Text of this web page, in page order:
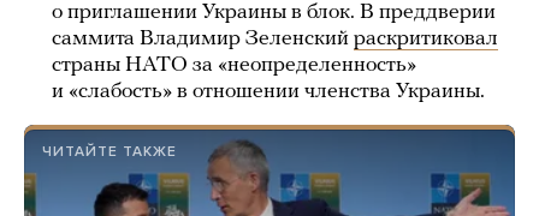
о приглашении Украины в блок. В преддверии
саммита Владимир Зеленский раскритиковал
страны НАТО за «неопределенность»
и «слабость» в отношении членства Украины.
ЧИТАЙТЕ ТАКЖЕ